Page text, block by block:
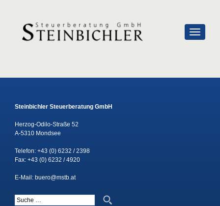
Steinbichler Steuerberatung GmbH
Herzog-Odilo-Straße 52
A-5310 Mondsee
Telefon: +43 (0) 6232 / 2398
Fax: +43 (0) 6232 / 4920
E-Mail: buero@mstb.at
Suche nach: